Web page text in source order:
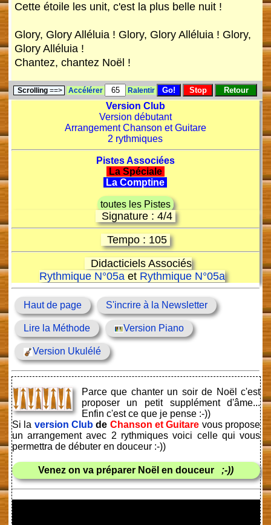
Cette étoile les unit, c'est la plus belle nuit !
Glory, Glory Alléluia ! Glory, Glory Alléluia ! Glory,
Glory Alléluia !
Chantez, chantez Noël !
Scrolling==> Accélérer Ralentir
Version Club
Version débutant
Arrangement Chanson et Guitare
2 rythmiques
Pistes Associées
La Spéciale
La Comptine
toutes les Pistes
Signature : 4/4
Tempo : 105
Didacticiels Associés
Rythmique N°05a et Rythmique N°05a
Haut de page S'incrire à la Newsletter
Lire la Méthode Version Piano
Version Ukulélé
Parce que chanter un soir de Noël c'est
proposer un petit supplément d'âme...
Enfin c'est ce que je pense :-))
Si la version Clubde Chanson et Guitare vous propose
un arrangement avec 2 rythmiques voici celle qui vous
permettra de débuter en douceur :-))
Venez on va préparer Noël en douceur ;-))